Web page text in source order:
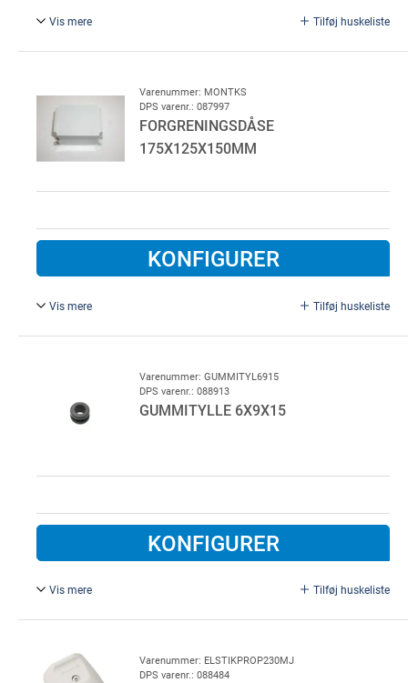
Vis mere Tilføj huskeliste
Varenummer: MONTKS
DPS varenr.: 087997
FORGRENINGSDÅSE
175X125X150MM
KONFIGURER
Vis mere Tilføj huskeliste
Varenummer: GUMMITYL6915
DPS varenr.: 088913
GUMMITYLLE 6X9X15
KONFIGURER
Vis mere Tilføj huskeliste
LM: 0413990435.
Varenummer: ELSTIKPROP230MJ
DPS varenr.: 088484